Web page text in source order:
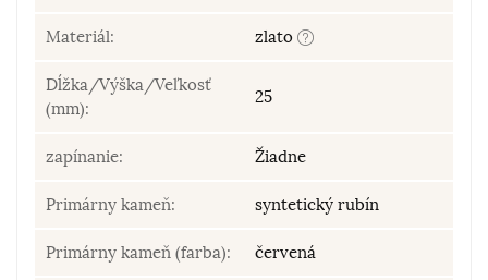
Materiál: zlato
Dĺžka/Výška/Veľkosť
(mm):
25
zapínanie: Žiadne
Primárny kameň: syntetický rubín
Primárny kameň (farba): červená